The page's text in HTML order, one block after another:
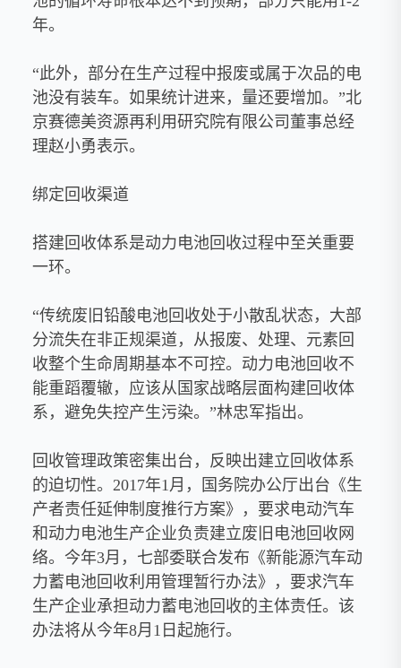
年。
“此外，部分在生产过程中报废或属于次品的电
池没有装车。如果统计进来，量还要增加。”北
京赛德美资源再利用研究院有限公司董事总经
理赵小勇表示。
绑定回收渠道
搭建回收体系是动力电池回收过程中至关重要
一环。
“传统废旧铅酸电池回收处于小散乱状态，大部
分流失在非正规渠道，从报废、处理、元素回
收整个生命周期基本不可控。动力电池回收不
能重蹈覆辙，应该从国家战略层面构建回收体
系，避免失控产生污染。”林忠军指出。
回收管理政策密集出台，反映出建立回收体系
的迫切性。2017年1月，国务院办公厅出台《生
产者责任延伸制度推行方案》，要求电动汽车
和动力电池生产企业负责建立废旧电池回收网
络。今年3月，七部委联合发布《新能源汽车动
力蓄电池回收利用管理暂行办法》，要求汽车
生产企业承担动力蓄电池回收的主体责任。该
办法将从今年8月1日起施行。